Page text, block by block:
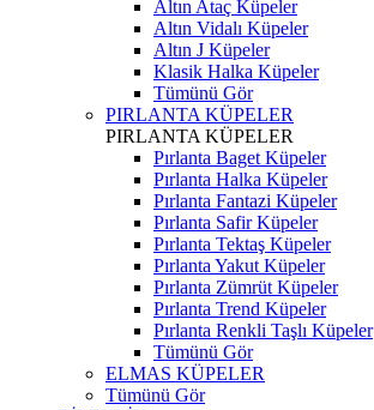
Altın Ataç Küpeler
Altın Vidalı Küpeler
Altın J Küpeler
Klasik Halka Küpeler
Tümünü Gör
PIRLANTA KÜPELER
PIRLANTA KÜPELER
Pırlanta Baget Küpeler
Pırlanta Halka Küpeler
Pırlanta Fantazi Küpeler
Pırlanta Safir Küpeler
Pırlanta Tektaş Küpeler
Pırlanta Yakut Küpeler
Pırlanta Zümrüt Küpeler
Pırlanta Trend Küpeler
Pırlanta Renkli Taşlı Küpeler
Tümünü Gör
ELMAS KÜPELER
Tümünü Gör